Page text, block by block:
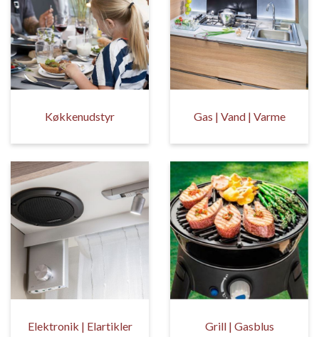
Køkkenudstyr Gas | Vand | Varme
Elektronik | Elartikler Grill | Gasblus